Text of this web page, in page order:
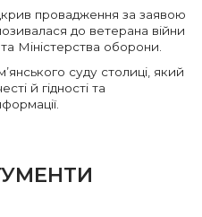
провадження за заявою
до ветерана війни
та Міністерства оборони.
суду столиці, який
й гідності та